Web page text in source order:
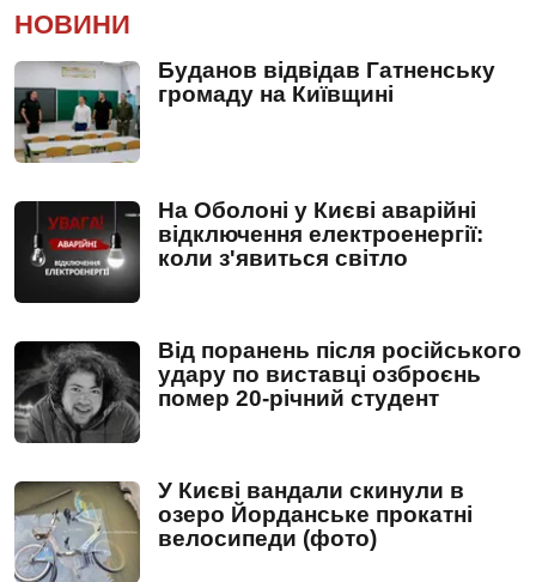
НОВИНИ
Буданов відвідав Гатненську
громаду на Київщині
На Оболоні у Києві аварійні
відключення електроенергії:
коли з'явиться світло
Від поранень після російського
удару по виставці озброєнь
помер 20-річний студент
У Києві вандали скинули в
озеро Йорданське прокатні
велосипеди (фото)